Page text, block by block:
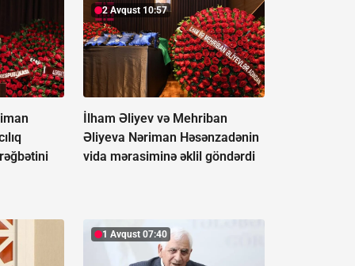
2 Avqust 10:57
İlham Əliyev və Mehriban
Əliyeva Nəriman Həsənzadənin
vida mərasiminə əklil göndərdi
1 Avqust 07:40